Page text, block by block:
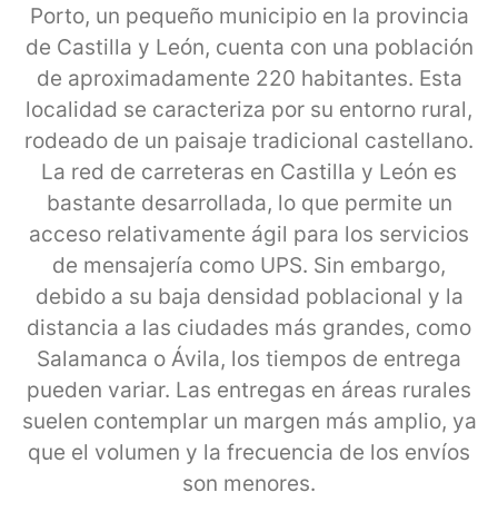
Porto, un pequeño municipio en la provincia
de Castilla y León, cuenta con una población
de aproximadamente 220 habitantes. Esta
localidad se caracteriza por su entorno rural,
rodeado de un paisaje tradicional castellano.
La red de carreteras en Castilla y León es
bastante desarrollada, lo que permite un
acceso relativamente ágil para los servicios
de mensajería como UPS. Sin embargo,
debido a su baja densidad poblacional y la
distancia a las ciudades más grandes, como
Salamanca o Ávila, los tiempos de entrega
pueden variar. Las entregas en áreas rurales
suelen contemplar un margen más amplio, ya
que el volumen y la frecuencia de los envíos
son menores.